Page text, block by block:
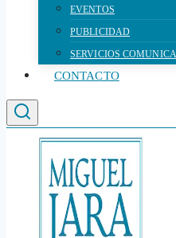
EVENTOS
PUBLICIDAD
SERVICIOS
CONTACTO